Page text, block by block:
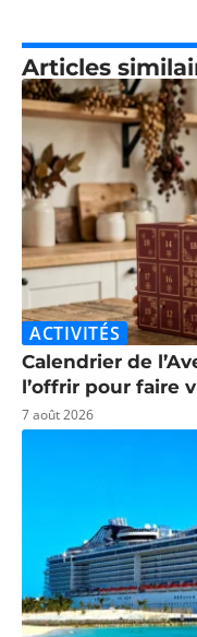
Articles
ACTIVITÉS
Calendrier de
l’offrir pour faire
7 août 2026